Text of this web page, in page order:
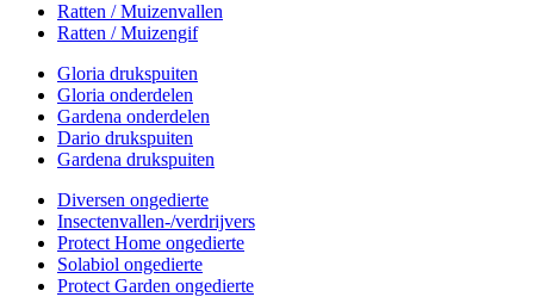
Ratten / Muizenvallen
Ratten / Muizengif
Gloria drukspuiten
Gloria onderdelen
Gardena onderdelen
Dario drukspuiten
Gardena drukspuiten
Diversen ongedierte
Insectenvallen-/verdrijvers
Protect Home ongedierte
Solabiol ongedierte
Protect Garden ongedierte